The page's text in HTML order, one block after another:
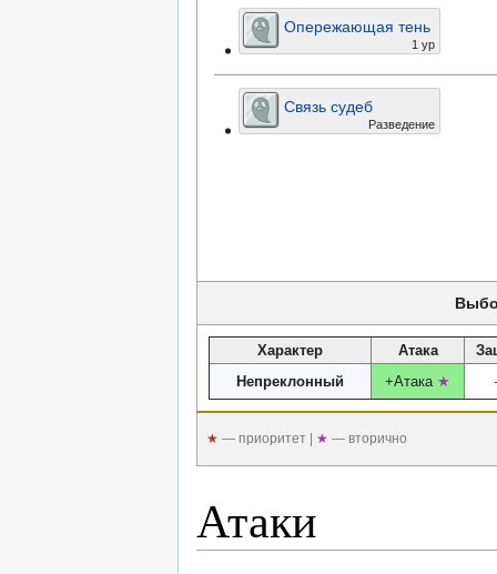
Опережающая тень
1 ур
Связь судеб
Разведение
Характер Атака
Непреклонный
+Атака ★
★ — приоритет | ★ — вторично
Атаки